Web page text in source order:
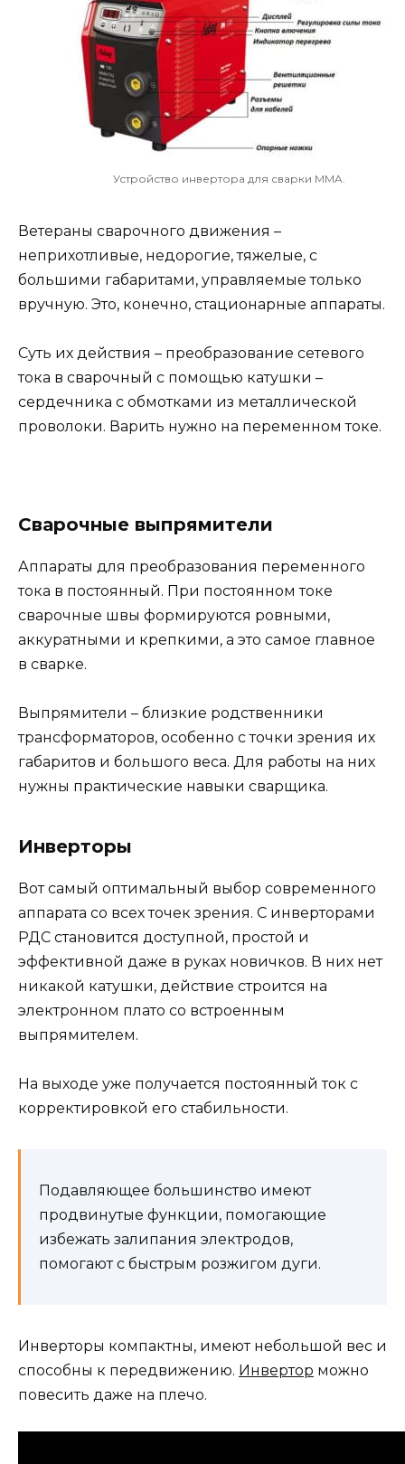
Устройство инвертора для сварки MMA.
Ветераны сварочного движения –
неприхотливые, недорогие, тяжелые, с
большими габаритами, управляемые только
вручную. Это, конечно, стационарные аппараты.
Суть их действия – преобразование сетевого
тока в сварочный с помощью катушки –
сердечника с обмотками из металлической
проволоки. Варить нужно на переменном токе.
Сварочные выпрямители
Аппараты для преобразования переменного
тока в постоянный. При постоянном токе
сварочные швы формируются ровными,
аккуратными и крепкими, а это самое главное
в сварке.
Выпрямители – близкие родственники
трансформаторов, особенно с точки зрения их
габаритов и большого веса. Для работы на них
нужны практические навыки сварщика.
Инверторы
Вот самый оптимальный выбор современного
аппарата со всех точек зрения. С инверторами
РДС становится доступной, простой и
эффективной даже в руках новичков. В них нет
никакой катушки, действие строится на
электронном плато со встроенным
выпрямителем.
На выходе уже получается постоянный ток с
корректировкой его стабильности.
Подавляющее большинство имеют
продвинутые функции, помогающие
избежать залипания электродов,
помогают с быстрым розжигом дуги.
Инверторы компактны, имеют небольшой вес и
способны к передвижению. Инвертор можно
повесить даже на плечо.